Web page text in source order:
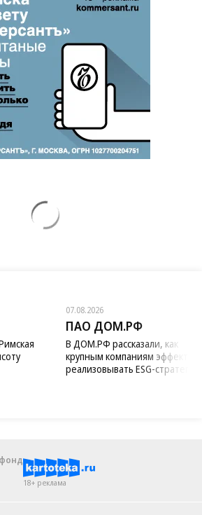
07.08.2026
ПАО ДОМ.РФ
В ДОМ.РФ рассказали, как
крупным компаниям
реализовывать ESG-стратегию
18+ реклама